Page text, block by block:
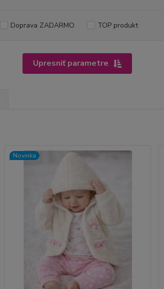
Upresniť parametre
Doprava ZADARMO TOP produkt
Novinka